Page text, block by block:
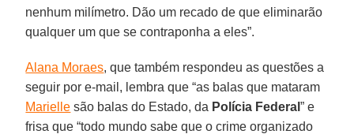
nenhum milímetro. Dão um recado de que eliminarão
qualquer um que se contraponha a eles”.
Alana Moraes, que também respondeu as questões a
seguir por e-mail, lembra que “as balas que mataram
Marielle são balas do Estado, da Polícia Federal” e
frisa que “todo mundo sabe que o crime organizado